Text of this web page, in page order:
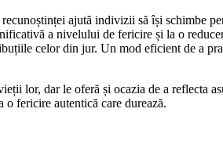
ajută indivizii să își schimbe
a nivelului de fericire și la o
celor din jur. Un mod eficient de a
lor, dar le oferă și ocazia de a reflecta
fericire autentică care durează.